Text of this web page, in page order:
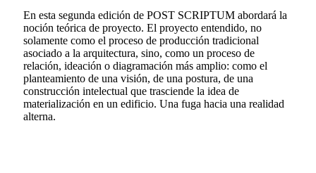
En esta segunda edición de POST SCRIPTUM abordará la
noción teórica de proyecto. El proyecto entendido, no
solamente como el proceso de producción tradicional
asociado a la arquitectura, sino, como un proceso de
relación, ideación o diagramación más amplio: como el
planteamiento de una visión, de una postura, de una
construcción intelectual que trasciende la idea de
materialización en un edificio. Una fuga hacia una realidad
alterna.